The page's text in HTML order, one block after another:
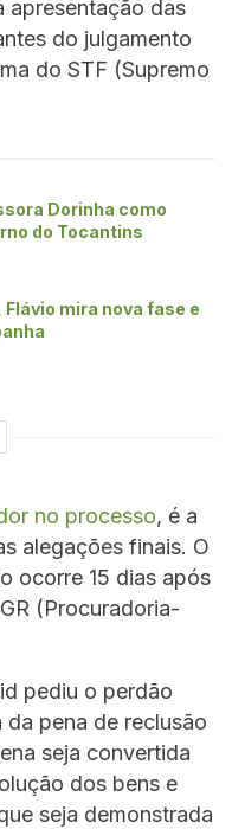
apresentação das
do julgamento
do STF (Supremo
Dorinha como
do Tocantins
mira nova fase e
no processo, é a
alegações finais. O
ocorre 15 dias após
(Procuradoria-
pediu o perdão
pena de reclusão
seja convertida
dos bens e
seja demonstrada